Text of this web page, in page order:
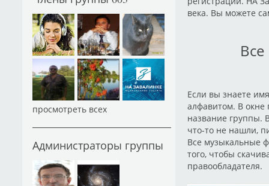
просмотреть всех
Администраторы группы
века. Вы можете
Если вы знаете
алфавитом. В окне
название группы.
что-то не нашли,
Все музыкальные
того, чтобы
правообладателя.